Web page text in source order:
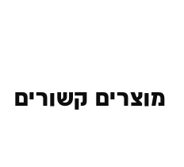
מוצרים קשורים